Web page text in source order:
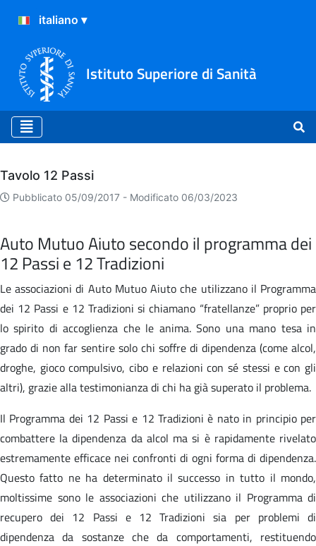
Istituto Superiore di Sanità
Archivio
Tavolo 12 Passi
Pubblicato 05/09/2017 - Modificato 06/03/2023
Auto Mutuo Aiuto secondo il programma dei
12 Passi e 12 Tradizioni
Le associazioni di Auto Mutuo Aiuto che utilizzano il Programma
dei 12 Passi e 12 Tradizioni si chiamano “fratellanze” proprio per
lo spirito di accoglienza che le anima. Sono una mano tesa in
grado di non far sentire solo chi soffre di dipendenza (come alcol,
droghe, gioco compulsivo, cibo e relazioni con sé stessi e con gli
altri), grazie alla testimonianza di chi ha già superato il problema.
Il Programma dei 12 Passi e 12 Tradizioni è nato in principio per
combattere la dipendenza da alcol ma si è rapidamente rivelato
estremamente efficace nei confronti di ogni forma di dipendenza.
Questo fatto ne ha determinato il successo in tutto il mondo,
moltissime sono le associazioni che utilizzano il Programma di
recupero dei 12 Passi e 12 Tradizioni sia per problemi di
dipendenza da sostanze che da comportamenti, restituendo